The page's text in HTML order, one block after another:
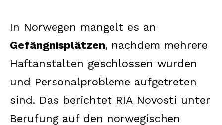
In Norwegen mangelt es an
Gefängnisplätzen, nachdem mehrere
Haftanstalten geschlossen wurden
und Personalprobleme aufgetreten
sind. Das berichtet RIA Novosti unter
Berufung auf den norwegischen